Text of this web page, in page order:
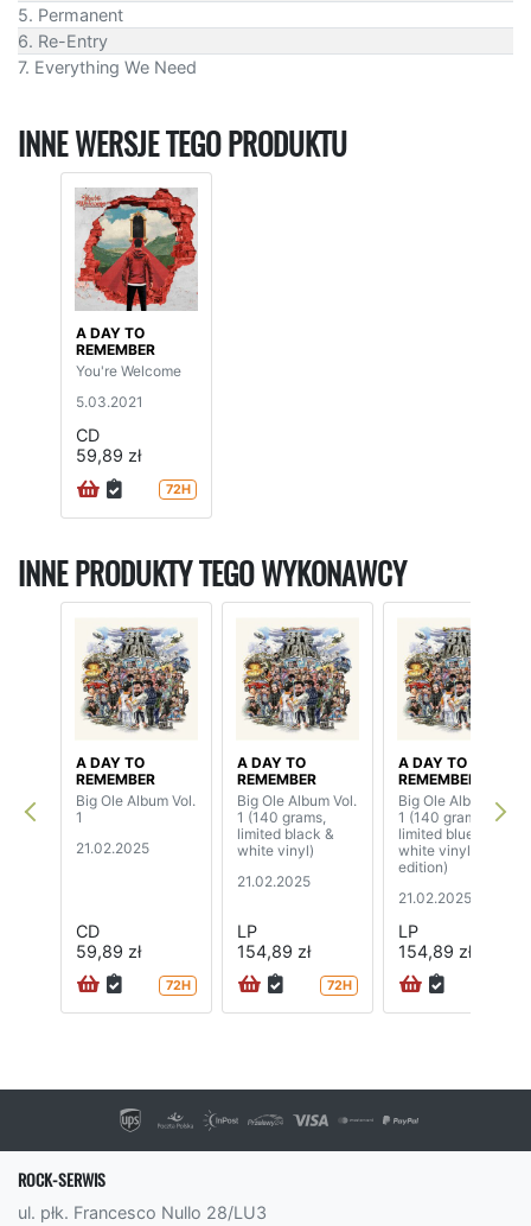
5. Permanent
6. Re-Entry
7. Everything We Need
INNE WERSJE TEGO PRODUKTU
A DAY TO
REMEMBER
You're Welcome
5.03.2021
CD
59,89 zł
72H
INNE PRODUKTY TEGO WYKONAWCY
A DAY TO
REMEMBER
Big Ole Album Vol.
1
21.02.2025
CD
59,89 zł
72H
A DAY TO
REMEMBER
Big Ole Album Vol.
1 (140 grams,
limited black &
white vinyl)
21.02.2025
LP
154,89 zł
72H
A DAY TO
REMEMBER
Big Ole Album Vol.
1 (140 grams,
limited blue &
white vinyl, indie
edition)
21.02.2025
LP
154,89 zł
ROCK-SERWIS
ul. płk. Francesco Nullo 28/LU3